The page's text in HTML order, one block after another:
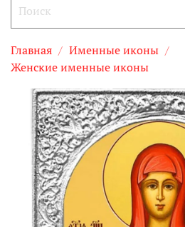
Главная
Именные иконы
Женские именные иконы